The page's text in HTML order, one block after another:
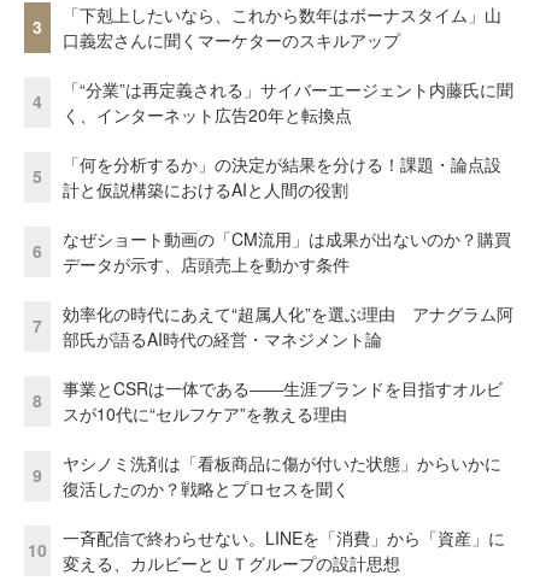
3
「下剋上したいなら、これから数年はボーナスタイム」山
口義宏さんに聞くマーケターのスキルアップ
4
「“分業”は再定義される」サイバーエージェント内藤氏に聞
く、インターネット広告20年と転換点
5
「何を分析するか」の決定が結果を分ける！課題・論点設
計と仮説構築におけるAIと人間の役割
6
なぜショート動画の「CM流用」は成果が出ないのか？購買
データが示す、店頭売上を動かす条件
7
効率化の時代にあえて“超属人化”を選ぶ理由 アナグラム阿
部氏が語るAI時代の経営・マネジメント論
8
事業とCSRは一体である――生涯ブランドを目指すオルビ
スが10代に“セルフケア”を教える理由
9
ヤシノミ洗剤は「看板商品に傷が付いた状態」からいかに
復活したのか？戦略とプロセスを聞く
10
一斉配信で終わらせない。LINEを「消費」から「資産」に
変える、カルビーとＵＴグループの設計思想